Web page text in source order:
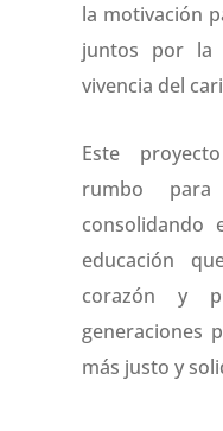
la motivación
juntos por la
vivencia del
Este
rumbo
consolidando
educación
corazón y
generaciones
más justo y